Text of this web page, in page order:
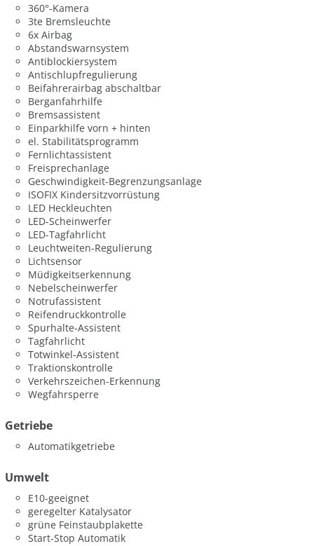
360°-Kamera
3te Bremsleuchte
6x Airbag
Abstandswarnsystem
Antiblockiersystem
Antischlupfregulierung
Beifahrerairbag abschaltbar
Berganfahrhilfe
Bremsassistent
Einparkhilfe vorn + hinten
el. Stabilitätsprogramm
Fernlichtassistent
Freisprechanlage
Geschwindigkeit-Begrenzungsanlage
ISOFIX Kindersitzvorrüstung
LED Heckleuchten
LED-Scheinwerfer
LED-Tagfahrlicht
Leuchtweiten-Regulierung
Lichtsensor
Müdigkeitserkennung
Nebelscheinwerfer
Notrufassistent
Reifendruckkontrolle
Spurhalte-Assistent
Tagfahrlicht
Totwinkel-Assistent
Traktionskontrolle
Verkehrszeichen-Erkennung
Wegfahrsperre
Getriebe
Automatikgetriebe
Umwelt
E10-geeignet
geregelter Katalysator
grüne Feinstaubplakette
Start-Stop Automatik